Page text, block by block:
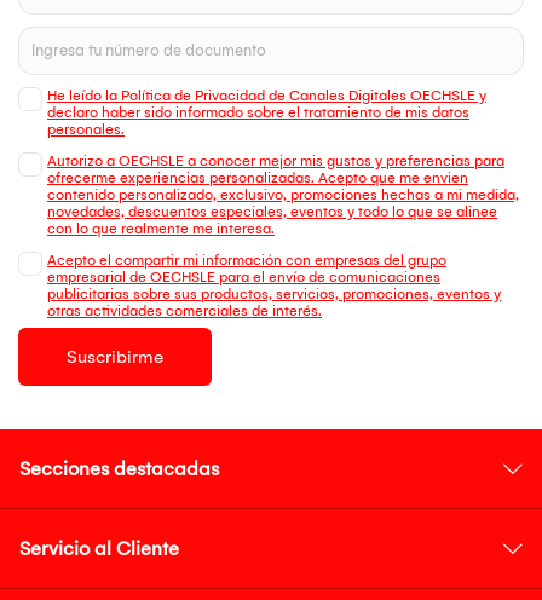
He leído la Política de Privacidad de Canales Digitales OECHSLE y
declaro haber sido informado sobre el tratamiento de mis datos
personales.
Autorizo a OECHSLE a conocer mejor mis gustos y preferencias para
ofrecerme experiencias personalizadas. Acepto que me envien
contenido personalizado, exclusivo, promociones hechas a mi medida,
novedades, descuentos especiales, eventos y todo lo que se alinee
con lo que realmente me interesa.
Acepto el compartir mi información con empresas del grupo
empresarial de OECHSLE para el envío de comunicaciones
publicitarias sobre sus productos, servicios, promociones, eventos y
otras actividades comerciales de interés.
Suscribirme
Secciones destacadas
Servicio al Cliente